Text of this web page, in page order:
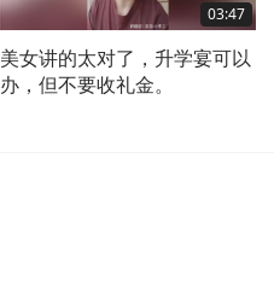
03:47
美女讲的太对了，升学宴可以
办，但不要收礼金。